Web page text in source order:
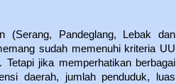
(Serang, Pandeglang, Lebak dan
sudah memenuhi kriteria UU
jika memperhatikan berbagai
daerah, jumlah penduduk, luas